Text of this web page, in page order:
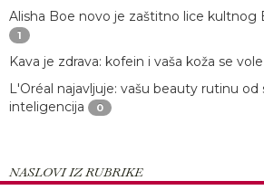
Alisha Boe novo je zaštitno lice kultnog
1
Kava je zdrava: kofein i vaša koža se vole
L'Oréal najavljuje: vašu beauty rutinu od
inteligencija
0
NASLOVI IZ RUBRIKE